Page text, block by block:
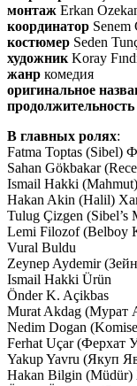
монтаж Erkan
координатор Senem
костюмер Seden
художник Koray
жанр комедия
оригинальное
продолжительность
В главных ролях:
Fatma Toptas (Sibel)
Sahan Gökbakar
Ismail Hakki
Hakan Akin (Halil)
Tulug Çizgen (Sibel’s
Lemi Filozof (Belboy
Vural Buldu
Zeynep Aydemir
Ismail Hakki Ürün
Önder K. Açikbas
Murat Akdag (Мурат
Nedim Dogan
Ferhat Uçar (Ферхат
Yakup Yavru (Якуп
Hakan Bilgin (Müdür)